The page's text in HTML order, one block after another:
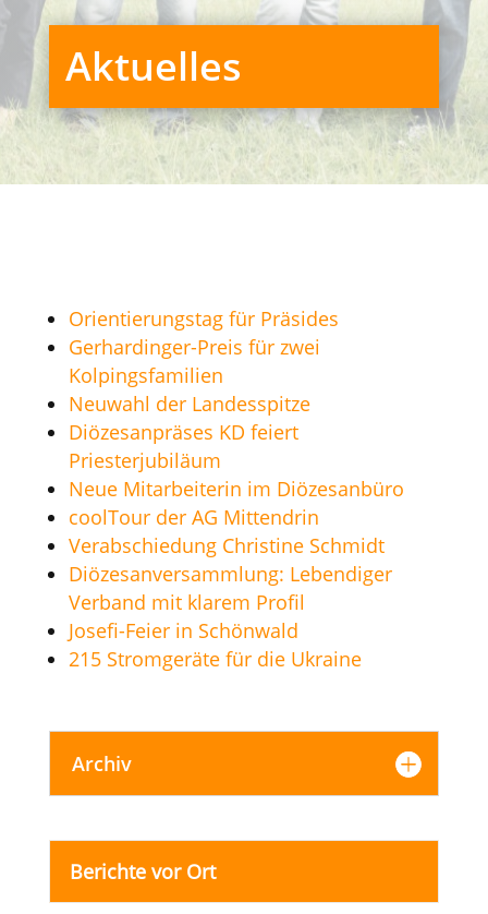
Aktuelles
Orientierungstag für Präsides
Gerhardinger-Preis für zwei
Kolpingsfamilien
Neuwahl der Landesspitze
Diözesanpräses KD feiert
Priesterjubiläum
Neue Mitarbeiterin im Diözesanbüro
coolTour der AG Mittendrin
Verabschiedung Christine Schmidt
Diözesanversammlung: Lebendiger
Verband mit klarem Profil
Josefi-Feier in Schönwald
215 Stromgeräte für die Ukraine
Archiv
Berichte vor Ort